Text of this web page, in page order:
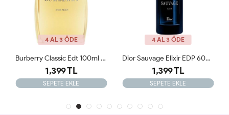
4 AL 3 ÖDE
Burberry Classic Edt 100ml Erkek Tester Parfüm
1,399 TL
SEPETE EKLE
4 AL 3 ÖDE
Dior Sauvage Elixir EDP 60ML Erkek Parfümü Tester
1,399 TL
SEPETE EKLE